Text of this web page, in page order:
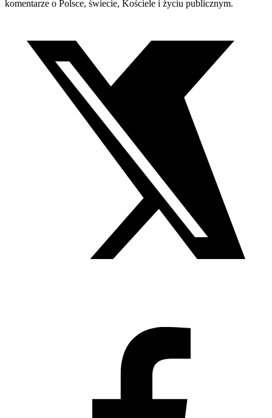
komentarze o Polsce, świecie, Kościele i życiu publicznym.